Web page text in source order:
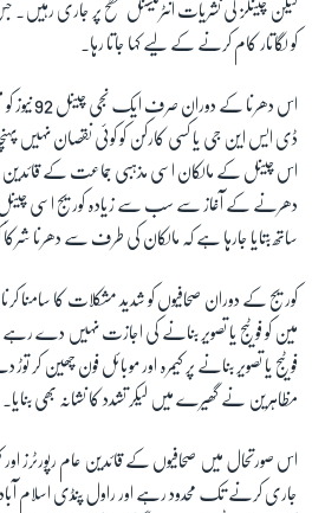
لیکن چینلز کی نشریات انٹرنیشنل سطح پر جاری
کو لگاتار کام کرنے کے لیے کہا جاتا رہا۔
اس دھرنا
ڈی ایس این جی یا کسی کارکن کو کوئی نقصان نہیں
اس چینل کے مالکان اسی مذہبی جماعت کے
دھرنے کے آغاز سے سب سے زیادہ کوریج اسی چینل
ساتھ بتایا جارہا ہے کہ مالکان کی طرف سے دھرنا شرکاٗ کو
کوریج کے دوران صحافیوں کو شدید مشکلات کا سامنا کرنا
مین کو فوٹیج یا تصویر بنانے کی اجازت نہیں دے
فوٹیج یا تصویر بنانے پر کیمرہ اور موبائل فون چھین کر
مظاہرین نے گھیرے میں لیکر تشدد کا نشانہ بھی بنایا۔
اس صورتحال میں صحافیوں کے قائدین عام رپورٹرز
جاری کرنے تک محدود رہے اور راول پنڈی اسلام